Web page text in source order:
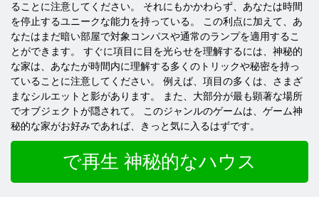
ることに注意してください。 それにもかかわらず、あなたは時間
を停止するユニークな能力を持っている。 この利点に加えて、あ
なたはまだ暗い部屋で対象コンパスや通常のランプを適用するこ
とができます。 すぐに項目に目を光らせを理解するには、神秘的
な家は、あなたが時間内に理解する多くのトリックや秘密を持っ
ていることに注意してください。 例えば、項目の多くは、さまざ
まなシルエットと影があります。 また、大部分が最も顕著な場所
でオブジェクトが隠されて。 このジャンルのゲームは、ゲーム神
秘的な家がお好みであれば、きっと気に入るはずです。
で再生 神秘的なハウス